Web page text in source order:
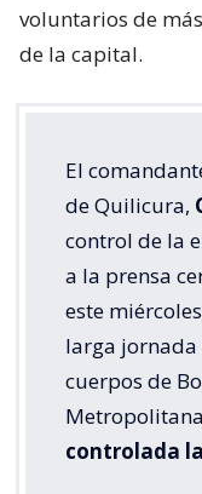
voluntarios de
de la capital.
El
de Quilicura,
control de la
a la prensa
este
larga
cuerpos de
controlada